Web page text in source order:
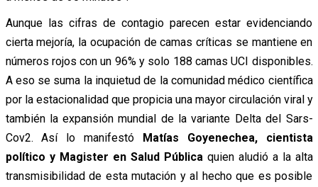
Aunque las cifras de contagio parecen estar evidenciando
cierta mejoría, la ocupación de camas críticas se mantiene en
números rojos con un 96% y solo 188 camas UCI disponibles.
A eso se suma la inquietud de la comunidad médico científica
por la estacionalidad que propicia una mayor circulación viral y
también la expansión mundial de la variante Delta del Sars-
Cov2. Así lo manifestó Matías Goyenechea, cientista
político y Magister en Salud Públicaquien aludió a la alta
transmisibilidad de esta mutación y al hecho que es posible